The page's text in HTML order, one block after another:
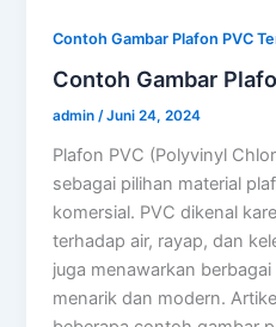
Contoh Gambar Plafon PVC
Contoh Gambar
admin/Juni 24, 2024
Plafon PVC (Polyvinyl
sebagai pilihan material
komersial. PVC dikenal
terhadap air, rayap, dan
juga menawarkan
menarik dan modern.